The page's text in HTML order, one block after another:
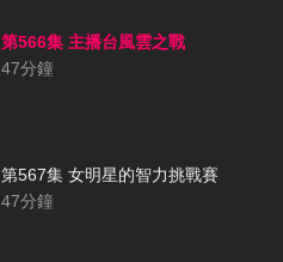
第566集 主播台風雲之戰
47分鐘
第567集 女明星的智力挑戰賽
47分鐘